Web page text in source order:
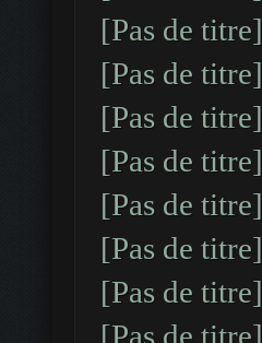
[Pas de titre]
[Pas de titre]
[Pas de titre]
[Pas de titre]
[Pas de titre]
[Pas de titre]
[Pas de titre]
[Pas de titre]